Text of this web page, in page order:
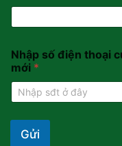
Nhập số điện thoại
mới *
Gửi